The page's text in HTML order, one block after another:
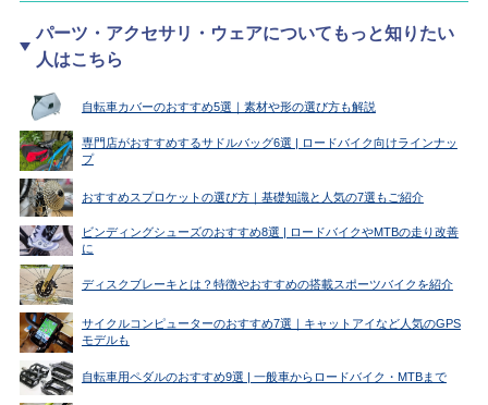
パーツ・アクセサリ・ウェアについてもっと知りたい
人はこちら
自転車カバーのおすすめ5選｜素材や形の選び方も解説
専門店がおすすめするサドルバッグ6選 | ロードバイク向けラインナッ
プ
おすすめスプロケットの選び方｜基礎知識と人気の7選もご紹介
ビンディングシューズのおすすめ8選 | ロードバイクやMTBの走り改善
に
ディスクブレーキとは？特徴やおすすめの搭載スポーツバイクを紹介
サイクルコンピューターのおすすめ7選｜キャットアイなど人気のGPS
モデルも
自転車用ペダルのおすすめ9選 | 一般車からロードバイク・MTBまで